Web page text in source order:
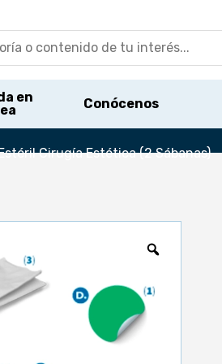
en
Conócenos
Cirugía Estética (2 Sábanas)